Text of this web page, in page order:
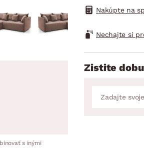
Nakúpte na
Nechajte si
Zistite
s inými